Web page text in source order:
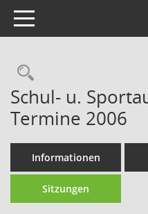
Toggle navigation
Schul- u.
Termine 2006
Informationen
Sitzungen